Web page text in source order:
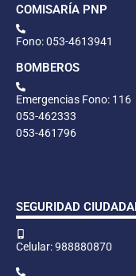
COMISARÍA PNP
Fono: 053-4613941
BOMBEROS
Emergencias Fono: 116
053-462333
053-461796
SEGURIDAD
Celular: 988880870